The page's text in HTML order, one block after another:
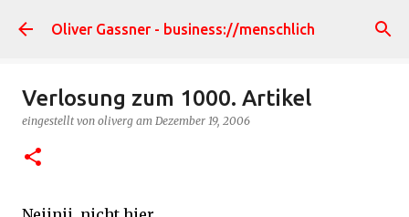
Direkt zum Hauptbereich
Oliver Gassner - business://menschlich
Verlosung zum 1000. Artikel
eingestellt von oliverg am Dezember 19, 2006